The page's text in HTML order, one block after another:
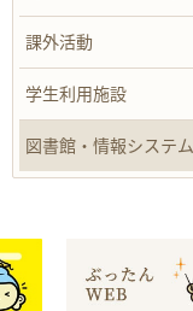
課外活動
学生利用施設
図書館・情報システム